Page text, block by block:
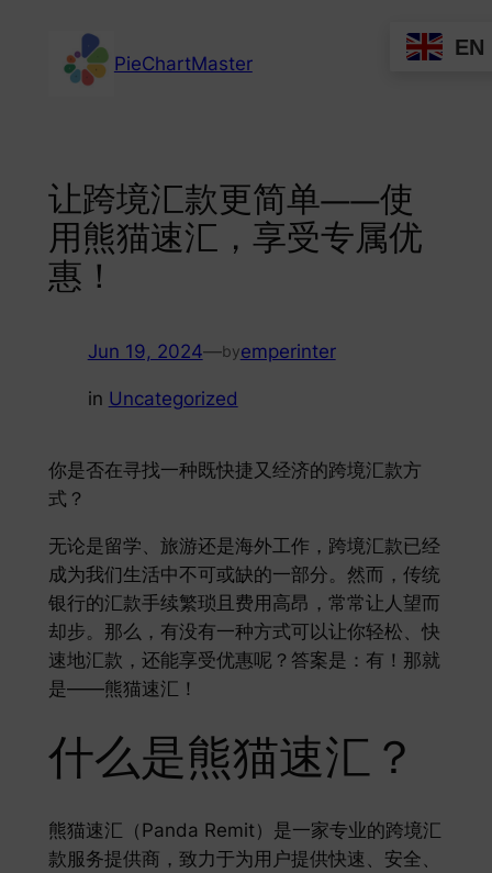
content
PieChartMaster
让跨境汇款更简单——使
用熊猫速汇，享受专属优
惠！
Jun 19, 2024—byemperinter
in Uncategorized
你是否在寻找一种既快捷又经济的跨境汇款方
式？
无论是留学、旅游还是海外工作，跨境汇款已经
成为我们生活中不可或缺的一部分。然而，传统
银行的汇款手续繁琐且费用高昂，常常让人望而
却步。那么，有没有一种方式可以让你轻松、快
速地汇款，还能享受优惠呢？答案是：有！那就
是——熊猫速汇！
什么是熊猫速汇？
熊猫速汇（Panda Remit）是一家专业的跨境汇
款服务提供商，致力于为用户提供快速、安全、
EN